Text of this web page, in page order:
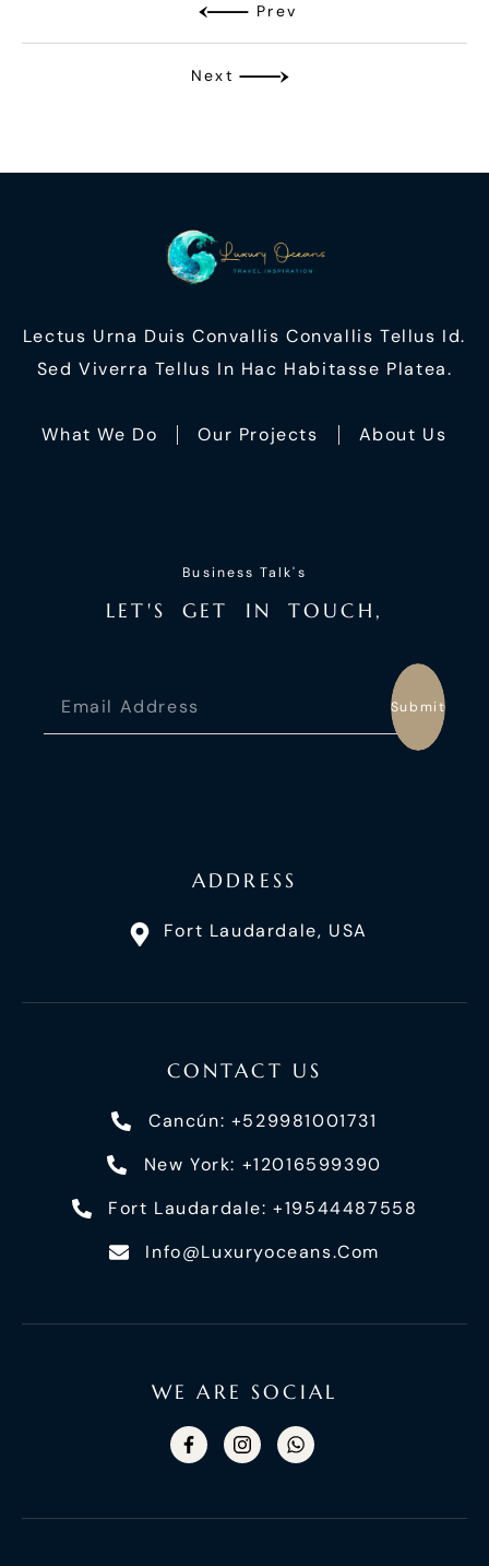
Prev
Next
Lectus Urna Duis Convallis Convallis Tellus Id.
Sed Viverra Tellus In Hac Habitasse Platea.
What We Do Our Projects About Us
Business Talk's
LET'S GET I N TO UC H ,
Submit
ADDRESS
Fort Laudardale, USA
CONTACT US
Cancún: +529981001731
New York: +12016599390
Fort Laudardale: +19544487558
Info@luxuryoceans.com
WE ARE SOCIAL